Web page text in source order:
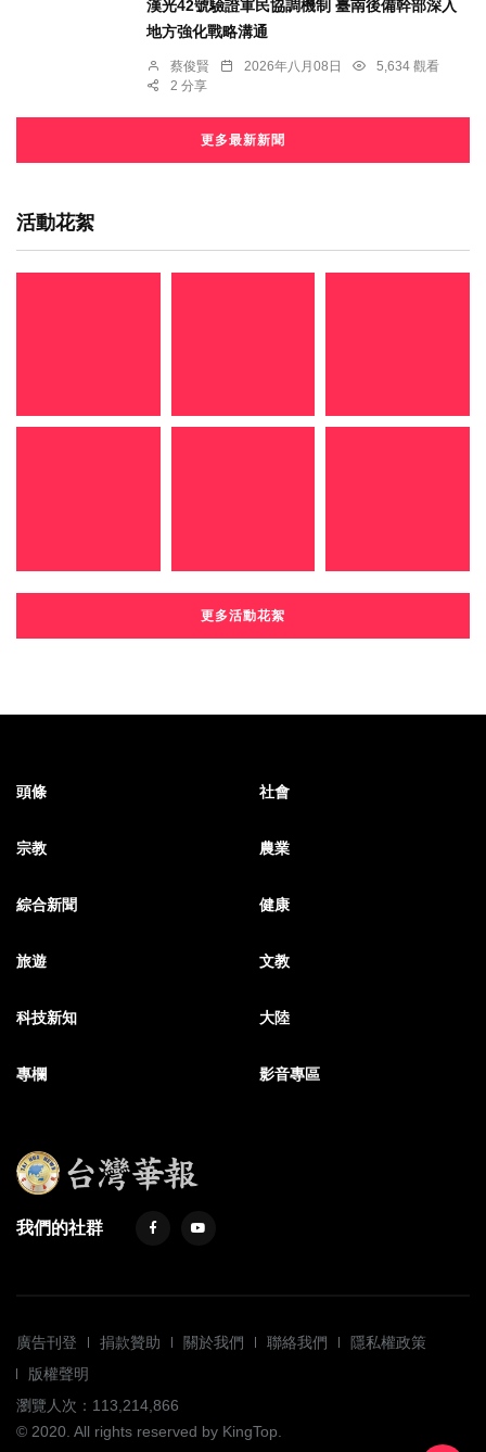
漢光42號驗證軍民協調機制 臺南後備幹部深入
地方強化戰略溝通
蔡俊賢 2026年八月08日
5,634 觀看
2 分享
更多最新新聞
活動花絮
更多活動花絮
頭條 社會
宗教 農業
綜合新聞 健康
旅遊 文教
科技新知 大陸
專欄 影音專區
我們的社群
廣告刊登 捐款贊助 關於我們 聯絡我們
隱私權政策
版權聲明
瀏覽人次：113,214,866
© 2020. All rights reserved by KingTop.